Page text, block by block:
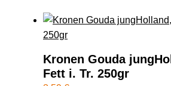
Kronen Gouda
Fett i. Tr. 250gr